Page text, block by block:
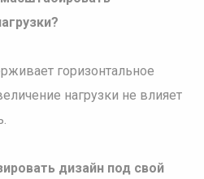
горизонтальное
нагрузки не влияет
дизайн под свой